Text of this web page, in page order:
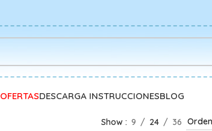
OFERTASDESCARGA INSTRUCCIONESBLOG
Show 9 24 36